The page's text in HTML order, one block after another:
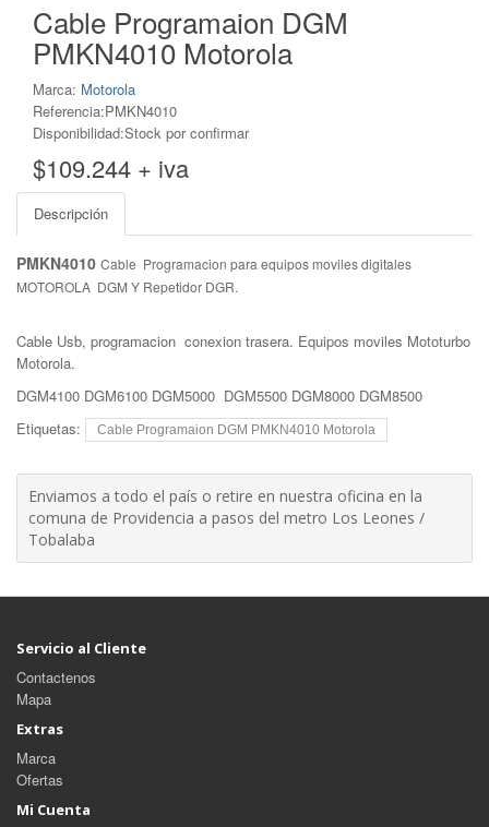
Cable Programaion DGM
PMKN4010 Motorola
Marca: Motorola
Referencia:PMKN4010
Disponibilidad:Stock por confirmar
$109.244 + iva
Descripción
PMKN4010 Cable Programacion para equipos moviles digitales
MOTOROLA DGM Y Repetidor DGR.
Cable Usb, programacion conexion trasera. Equipos moviles Mototurbo
Motorola.
DGM4100 DGM6100 DGM5000 DGM5500 DGM8000 DGM8500
Etiquetas:
Cable Programaion DGM PMKN4010 Motorola
Enviamos a todo el país o retire en nuestra oficina en la
comuna de Providencia a pasos del metro Los Leones /
Tobalaba
Servicio al Cliente
Contactenos
Mapa
Extras
Marca
Ofertas
Mi Cuenta